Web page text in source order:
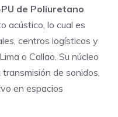
de Poliuretano
acústico, lo cual es
centros logísticos y
o Callao. Su núcleo
de sonidos,
en espacios